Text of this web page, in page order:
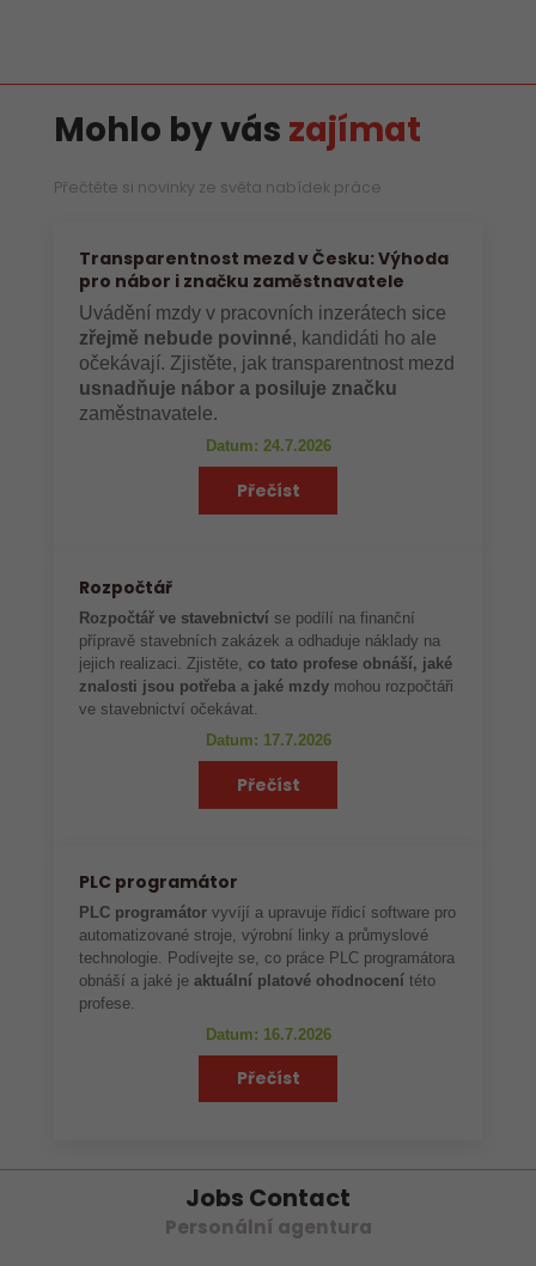
Mohlo by vás zajímat
Přečtěte si novinky ze světa nabídek práce
Transparentnost mezd v Česku: Výhoda
pro nábor i značku zaměstnavatele
Uvádění mzdy v pracovních inzerátech sice
zřejmě nebude povinné, kandidáti ho ale
očekávají. Zjistěte, jak transparentnost mezd
usnadňuje nábor a posiluje značku
zaměstnavatele.
Datum: 24.7.2026
Přečíst
Rozpočtář
Rozpočtář ve stavebnictví se podílí na finanční
přípravě stavebních zakázek a odhaduje náklady na
jejich realizaci. Zjistěte,co tato profese obnáší, jaké
znalosti jsou potřeba a jaké mzdy mohou rozpočtáři
ve stavebnictví očekávat.
Datum: 17.7.2026
Přečíst
PLC programátor
PLC programátor vyvíjí a upravuje řídicí software pro
automatizované stroje, výrobní linky a průmyslové
technologie. Podívejte se, co práce PLC programátora
obnáší a jaké je aktuální platové ohodnocení této
profese.
Datum: 16.7.2026
Přečíst
Jobs Contact
Personální agentura